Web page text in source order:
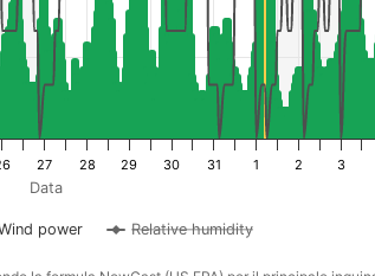
Data
power Relative humidity
27 28 29 30 31 1 2 3